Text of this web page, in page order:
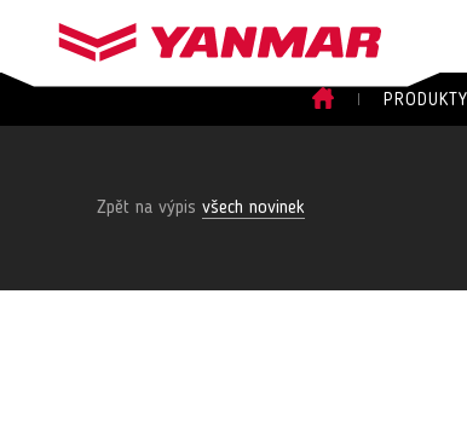
PRODUKTY
Zpět na výpis všech novinek